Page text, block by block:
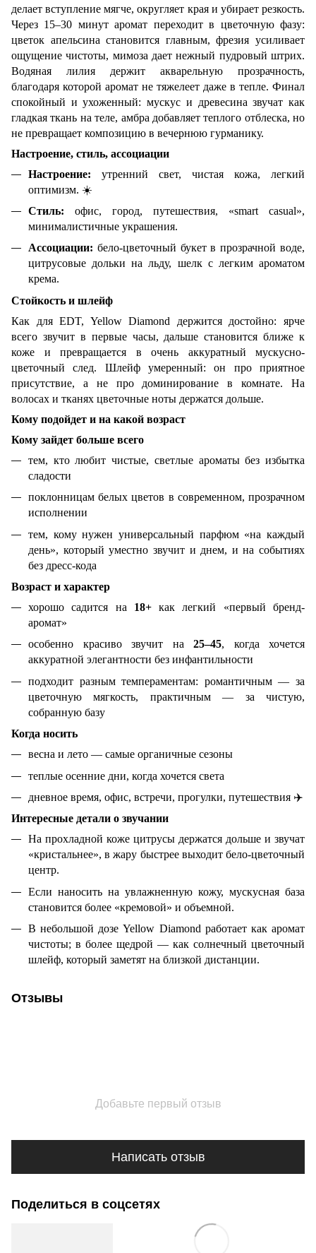
делает вступление мягче, округляет края и убирает резкость.
Через 15–30 минут аромат переходит в цветочную фазу:
цветок апельсина становится главным, фрезия усиливает
ощущение чистоты, мимоза дает нежный пудровый штрих.
Водяная лилия держит акварельную прозрачность,
благодаря которой аромат не тяжелеет даже в тепле. Финал
спокойный и ухоженный: мускус и древесина звучат как
гладкая ткань на теле, амбра добавляет теплого отблеска, но
не превращает композицию в вечернюю гурманику.
Настроение, стиль, ассоциации
Настроение: утренний свет, чистая кожа, легкий
оптимизм. ☀
Стиль: офис, город, путешествия, «smart casual»,
минималистичные украшения.
Ассоциации: бело-цветочный букет в прозрачной воде,
цитрусовые дольки на льду, шелк с легким ароматом
крема.
Стойкость и шлейф
Как для EDT, Yellow Diamond держится достойно: ярче
всего звучит в первые часы, дальше становится ближе к
коже и превращается в очень аккуратный мускусно-
цветочный след. Шлейф умеренный: он про приятное
присутствие, а не про доминирование в комнате. На
волосах и тканях цветочные ноты держатся дольше.
Кому подойдет и на какой возраст
Кому зайдет больше всего
тем, кто любит чистые, светлые ароматы без избытка
сладости
поклонницам белых цветов в современном, прозрачном
исполнении
тем, кому нужен универсальный парфюм «на каждый
день», который уместно звучит и днем, и на событиях
без дресс-кода
Возраст и характер
хорошо садится на 18+как легкий «первый бренд-
аромат»
особенно красиво звучит на 25–45, когда хочется
аккуратной элегантности без инфантильности
подходит разным темпераментам: романтичным — за
цветочную мягкость, практичным — за чистую,
собранную базу
Когда носить
весна и лето — самые органичные сезоны
теплые осенние дни, когда хочется света
дневное время, офис, встречи, прогулки, путешествия ✈
Интересные детали о звучании
На прохладной коже цитрусы держатся дольше и звучат
«кристальнее», в жару быстрее выходит бело-цветочный
центр.
Если наносить на увлажненную кожу, мускусная база
становится более «кремовой» и объемной.
В небольшой дозе Yellow Diamond работает как аромат
чистоты; в более щедрой — как солнечный цветочный
шлейф, который заметят на близкой дистанции.
Отзывы
Добавьте первый отзыв
Написать отзыв
Поделиться в соцсетях